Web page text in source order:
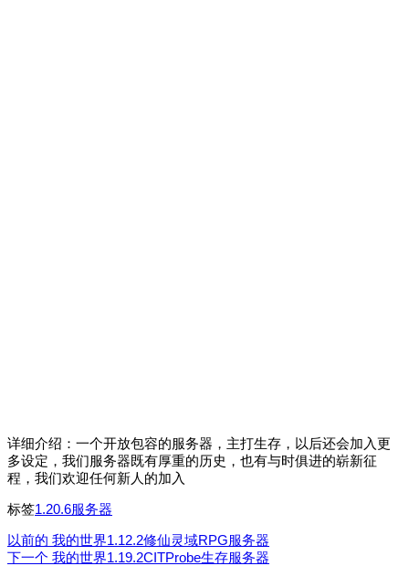
详细介绍：一个开放包容的服务器，主打生存，以后还会加入更
多设定，我们服务器既有厚重的历史，也有与时俱进的崭新征
程，我们欢迎任何新人的加入
标签1.20.6服务器
以前的 我的世界1.12.2修仙灵域RPG服务器
下一个 我的世界1.19.2CITProbe生存服务器